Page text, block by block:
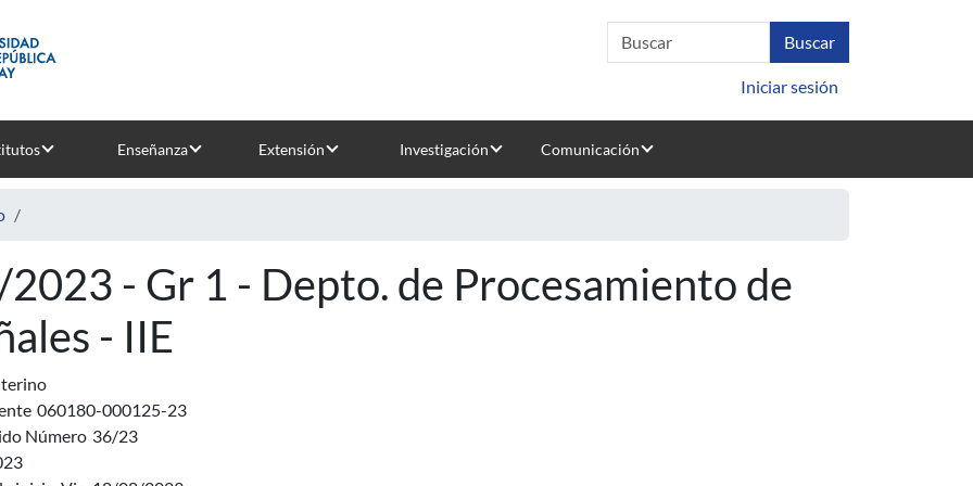
Iniciar sesión
Enseñanza Extensión Investigación Comunicación
- Gr 1 - Depto. de Procesamiento de
- IIE
060180-000125-23
Número 36/23